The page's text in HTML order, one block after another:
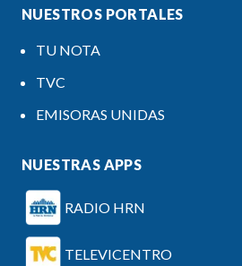
NUESTROS PORTALES
TU NOTA
TVC
EMISORAS UNIDAS
NUESTRAS APPS
RADIO HRN
TELEVICENTRO